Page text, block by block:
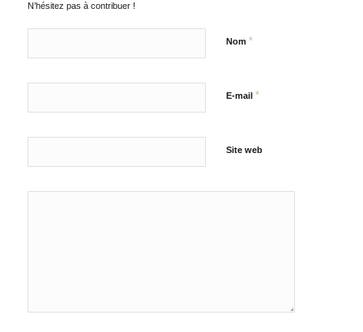
N’hésitez pas à contribuer !
Nom *
E-mail *
Site web